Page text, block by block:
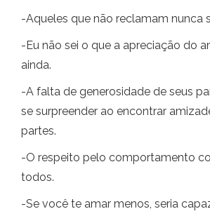
-Aqueles que não reclamam nunca
-Eu não sei o que a apreciação do
ainda.
-A falta de generosidade de seus
se surpreender ao encontrar
partes.
-O respeito pelo comportamento
todos.
-Se você te amar menos, seria